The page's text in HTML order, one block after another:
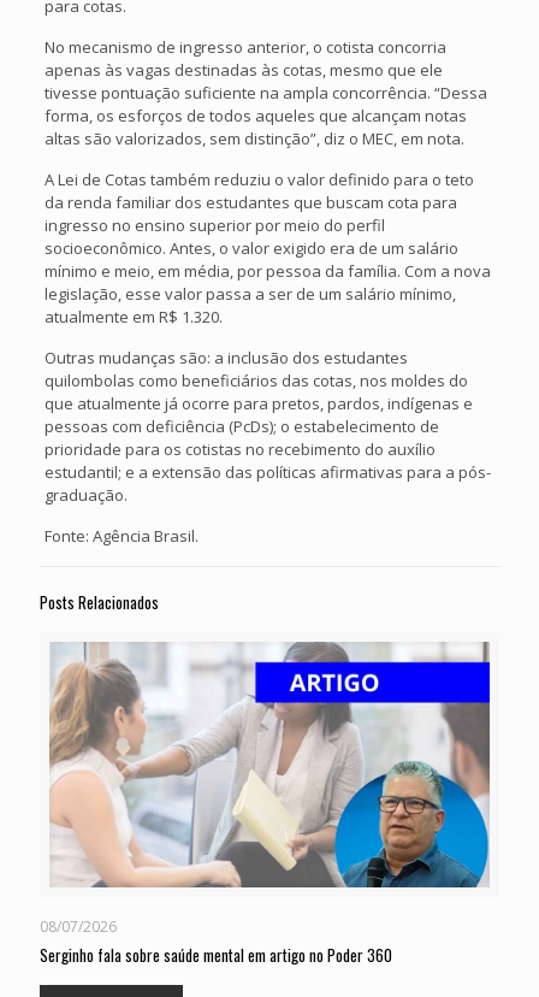
para cotas.
No mecanismo de ingresso anterior, o cotista concorria
apenas às vagas destinadas às cotas, mesmo que ele
tivesse pontuação suficiente na ampla concorrência. “Dessa
forma, os esforços de todos aqueles que alcançam notas
altas são valorizados, sem distinção”, diz o MEC, em nota.
A Lei de Cotas também reduziu o valor definido para o teto
da renda familiar dos estudantes que buscam cota para
ingresso no ensino superior por meio do perfil
socioeconômico. Antes, o valor exigido era de um salário
mínimo e meio, em média, por pessoa da família. Com a nova
legislação, esse valor passa a ser de um salário mínimo,
atualmente em R$ 1.320.
Outras mudanças são: a inclusão dos estudantes
quilombolas como beneficiários das cotas, nos moldes do
que atualmente já ocorre para pretos, pardos, indígenas e
pessoas com deficiência (PcDs); o estabelecimento de
prioridade para os cotistas no recebimento do auxílio
estudantil; e a extensão das políticas afirmativas para a pós-
graduação.
Fonte: Agência Brasil.
Posts Relacionados
08/07/2026
Serginho fala sobre saúde mental em artigo no Poder 360